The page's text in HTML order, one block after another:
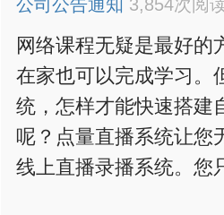
公司公告通知 3,854次阅
网络课程无疑是最好的
在家也可以完成学习。
统，怎样才能快速搭建
呢？点量直播系统让您
线上直播录播系统。您